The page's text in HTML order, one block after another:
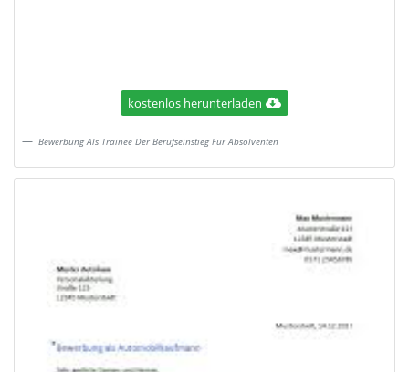
kostenlos herunterladen
Bewerbung Als Trainee Der Berufseinstieg Fur Absolventen